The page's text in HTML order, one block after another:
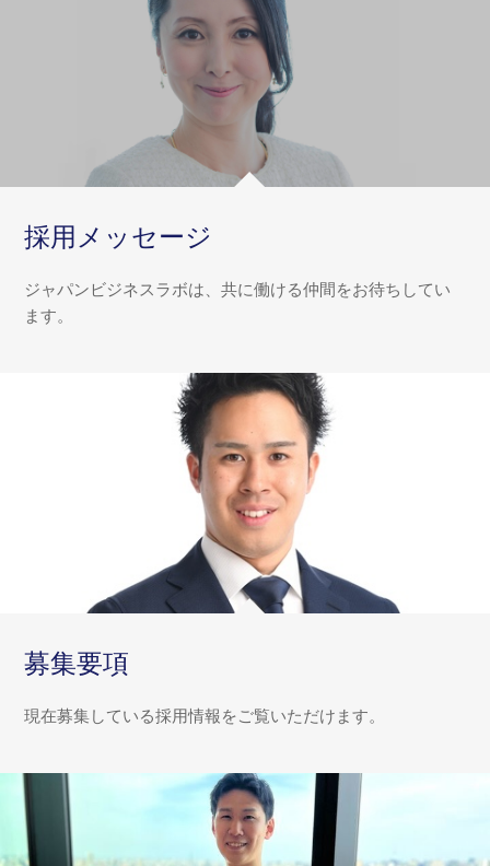
採用メッセージ
ジャパンビジネスラボは、共に働ける仲間をお待ちしてい
ます。
募集要項
現在募集している採用情報をご覧いただけます。